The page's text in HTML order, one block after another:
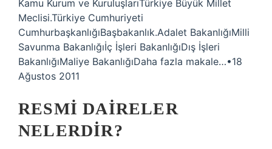
Kamu Kurum ve KuruluşlarıTürkiye Büyük Millet
Meclisi.Türkiye Cumhuriyeti
CumhurbaşkanlığıBaşbakanlık.Adalet BakanlığıMilli
Savunma Bakanlığıİç İşleri BakanlığıDış İşleri
BakanlığıMaliye BakanlığıDaha fazla makale…•18
Ağustos 2011
RESMI DAIRELER
NELERDIR?